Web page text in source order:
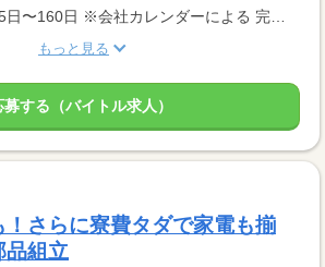
もっと見る
募する（バイトル求人）
さらに寮費タダで家電も揃
品組立